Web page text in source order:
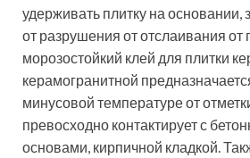
удерживать плитку на
от разрушения от отслаивания от
морозостойкий клей для плитки
керамогранитной
минусовой температуре от
превосходно контактирует с
основами, кирпичной кладкой.